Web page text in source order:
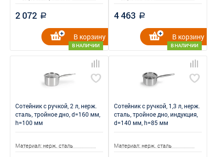
2 072 a
В НАЛИЧИИ
В корзину
4 463 a
В НАЛИЧИИ
В корзину
Сотейник с ручкой, 2 л, нерж.
сталь, тройное дно, d=160 мм,
h=100 мм
Материал: нерж. сталь
Сотейник с ручкой, 1,3 л, нерж.
сталь, тройное дно, индукция,
d=140 мм, h=85 мм
Материал: нерж. сталь